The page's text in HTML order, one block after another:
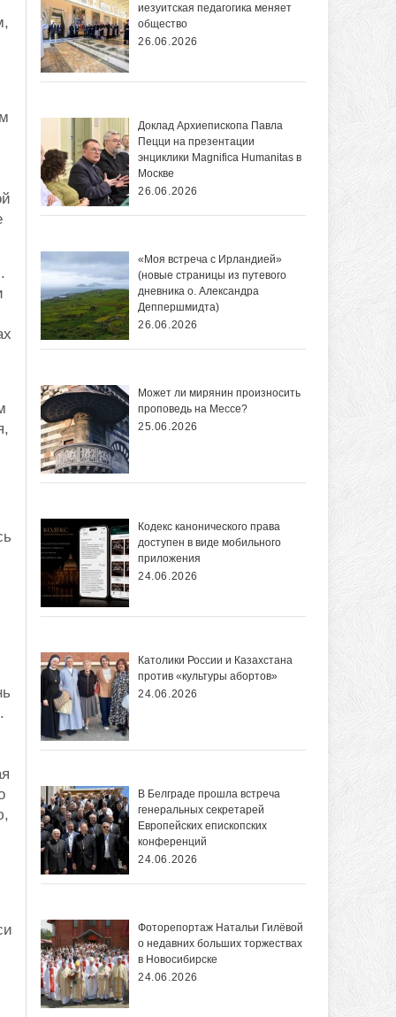
иезуитская педагогика меняет
общество
26.06.2026
Доклад Архиепископа Павла
Пецци на презентации
энциклики Magnifica Нumanitas в
Москве
26.06.2026
«Моя встреча с Ирландией»
(новые страницы из путевого
дневника о. Александра
Деппершмидта)
26.06.2026
Может ли мирянин произносить
проповедь на Мессе?
25.06.2026
Кодекс канонического права
доступен в виде мобильного
приложения
24.06.2026
Католики России и Казахстана
против «культуры абортов»
24.06.2026
В Белграде прошла встреча
генеральных секретарей
Европейских епископских
конференций
24.06.2026
Фоторепортаж Натальи Гилёвой
о недавних больших торжествах
в Новосибирске
24.06.2026